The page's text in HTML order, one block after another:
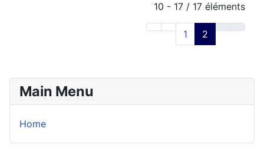
10 - 17 / 17 éléments
1 2
Main Menu
Home